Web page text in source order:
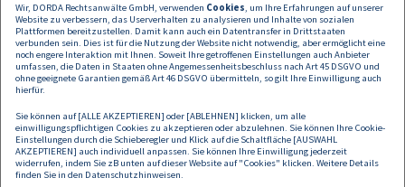
Fazit: Wettbewerb oder bewährte Rettungsverbundsysteme?
Der EuGH hat dieBereichsausnahme im Rettungsdienst klar
bestätigtund damit insbesondere den Besonderheiten integrierter
Rettungsverbundsysteme Rechnung getragen. Schwierig für die
tägliche Praxis der Hilfsorganisationen wird die Abgrenzung sein, wann
Verschlechterung des Gesundheitszustandes während des Transport
vorliegt und wann es sich um einen "qualifizierten Krankentransport"
im Sinne der EuGH-Judikatur handelt, der nicht dem Vergaberecht
unterliegt. Hier lässt das EuGH-Urteil Raum für Interpretationen offen.
Wir, DORDA Rechtsanwälte GmbH, verwenden Cookies, um Ihre Erfahrungen auf unserer
Website zu verbessern, das Userverhalten zu analysieren und Inhalte von sozialen
Plattformen bereitzustellen. Damit kann auch ein Datentransfer in Drittstaaten
verbunden sein. Dies ist für die Nutzung der Website nicht notwendig, aber ermöglicht eine
noch engere Interaktion mit Ihnen. Soweit Ihre getroffenen Einstellungen auch Anbieter
umfassen, die Daten in Staaten ohne Angemessenheitsbeschluss nach Art 45 DSGVO und
ohne geeignete Garantien gemäß Art 46 DSGVO übermitteln, so gilt Ihre Einwilligung auch
hierfür.
Sie können auf [ALLE AKZEPTIEREN] oder [ABLEHNEN] klicken, um alle
einwilligungspflichtigen Cookies zu akzeptieren oder abzulehnen. Sie können Ihre Cookie-
Einstellungen durch die Schieberegler und Klick auf die Schaltfläche [AUSWAHL
AKZEPTIEREN] auch individuell anpassen. Sie können Ihre Einwilligung jederzeit
widerrufen, indem Sie zB unten auf dieser Website auf "Cookies" klicken. Weitere Details
finden Sie in den Datenschutzhinweisen.